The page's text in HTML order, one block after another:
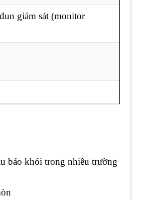
giám sát (monitor
báo khói trong nhiều trường